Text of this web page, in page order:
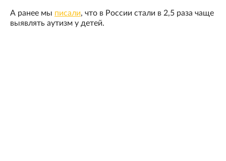
А ранее мы писали, что в России стали в 2,5 раза чаще
выявлять аутизм у детей.